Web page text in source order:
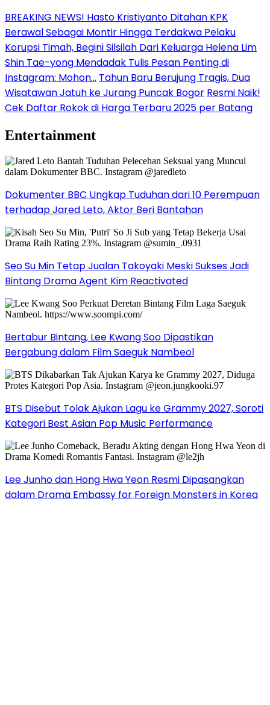
BREAKING NEWS! Hasto Kristiyanto Ditahan KPK
Berawal Sebagai Montir Hingga Terdakwa Pelaku
Korupsi Timah, Begini Silsilah Dari Keluarga Helena Lim
Shin Tae-yong Mendadak Tulis Pesan Penting di
Instagram: Mohon… Tahun Baru Berujung Tragis, Dua
Wisatawan Jatuh ke Jurang Puncak Bogor Resmi Naik!
Cek Daftar Rokok di Harga Terbaru 2025 per Batang
Entertainment
Dokumenter BBC Ungkap Tuduhan dari 10 Perempuan
terhadap Jared Leto, Aktor Beri Bantahan
Seo Su Min Tetap Jualan Takoyaki Meski Sukses Jadi
Bintang Drama Agent Kim Reactivated
Bertabur Bintang, Lee Kwang Soo Dipastikan
Bergabung dalam Film Saeguk Nambeol
BTS Disebut Tolak Ajukan Lagu ke Grammy 2027, Soroti
Kategori Best Asian Pop Music Performance
Lee Junho dan Hong Hwa Yeon Resmi Dipasangkan
dalam Drama Embassy for Foreign Monsters in Korea